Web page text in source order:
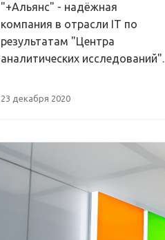
"+Альянс" - надёжная
компания в отрасли IT по
результатам "Центра
аналитических исследований".
23 декабря 2020